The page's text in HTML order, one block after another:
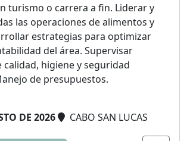
turismo o carrera a fin. Liderar y
las operaciones de alimentos y
estrategias para optimizar
del área. Supervisar
calidad, higiene y seguridad
de presupuestos.
DE 2026 CABO SAN LUCAS